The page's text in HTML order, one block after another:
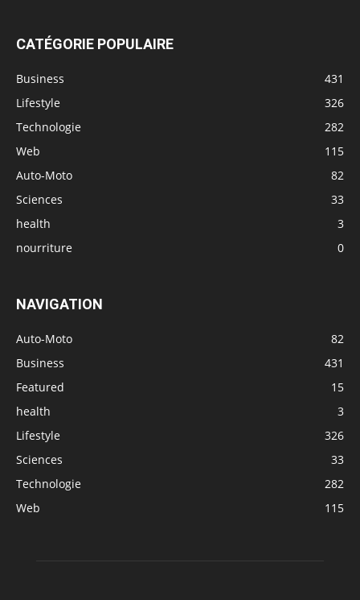
CATÉGORIE POPULAIRE
Business
431
Lifestyle
326
Technologie
282
Web
115
Auto-Moto
82
Sciences
33
health
3
nourriture
0
NAVIGATION
Auto-Moto
82
Business
431
Featured
15
health
3
Lifestyle
326
Sciences
33
Technologie
282
Web
115